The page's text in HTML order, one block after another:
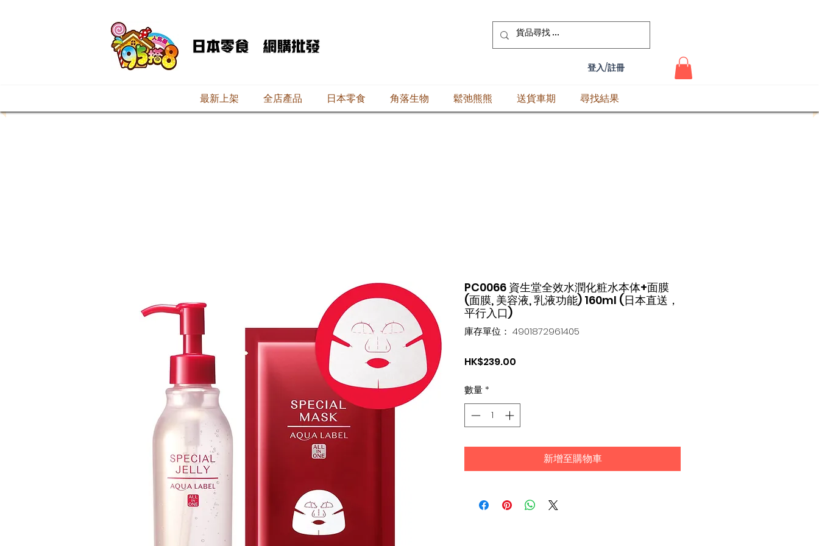
登入/註冊
最新上架 全店產品 日本零食 角落生物 鬆弛熊熊 送貨車期 尋找結果
PC0066 資生堂全效水潤化粧水本体+面膜
(面膜, 美容液, 乳液功能) 160ml (日本直送，
平行入口)
庫存單位： 4901872961405
HK$239.00
數量*
新增至購物車